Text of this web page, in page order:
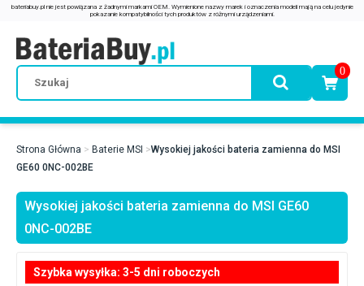
0
Strona Główna Baterie MSI
Wysokiej jakości bateria zamienna do MSI
GE60 0NC-002BE
Wysokiej jakości bateria zamienna do MSI GE60
0NC-002BE
Szybka wysyłka: 3-5 dni roboczych